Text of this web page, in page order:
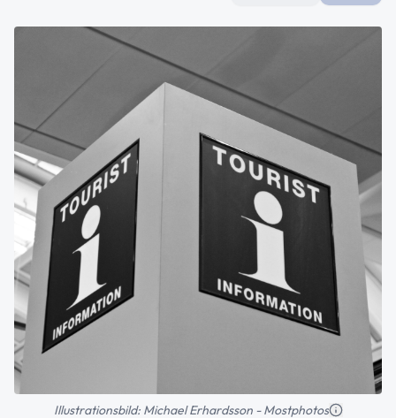
Illustrationsbild: Michael Erhardsson - Mostphotos